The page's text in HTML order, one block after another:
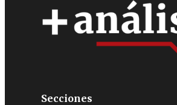
Secciones